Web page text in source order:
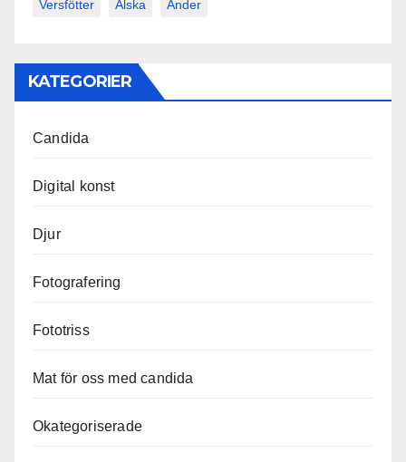
Versfötter Älska Änder
KATEGORIER
Candida
Digital konst
Djur
Fotografering
Fototriss
Mat för oss med candida
Okategoriserade